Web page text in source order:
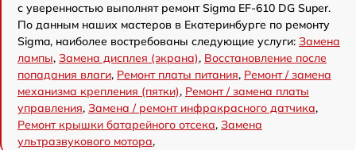
с уверенностью выполнят ремонт Sigma EF-610 DG Super.
По данным наших мастеров в Екатеринбурге по ремонту
Sigma, наиболее востребованы следующие услуги: Замена
лампы, Замена дисплея (экрана), Восстановление после
попадания влаги, Ремонт платы питания, Ремонт / замена
механизма крепления (пятки), Ремонт / замена платы
управления, Замена / ремонт инфракрасного датчика,
Ремонт крышки батарейного отсека, Замена
ультразвукового мотора,